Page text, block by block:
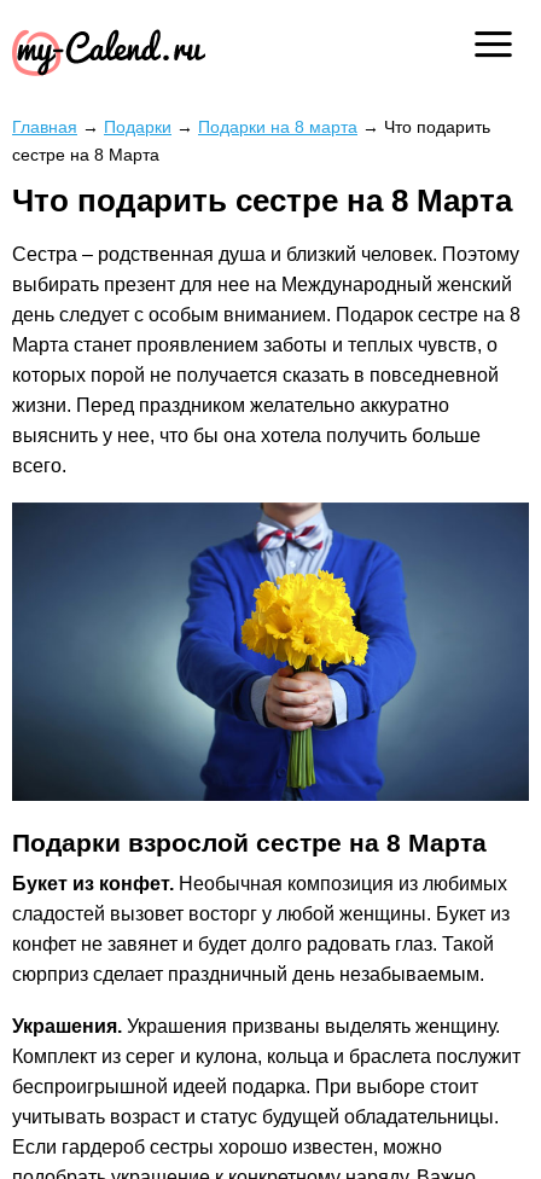
Главная → Подарки → Подарки на 8 марта → Что подарить
сестре на 8 Марта
Что подарить сестре на 8 Марта
Сестра – родственная душа и близкий человек. Поэтому
выбирать презент для нее на Международный женский
день следует с особым вниманием. Подарок сестре на 8
Марта станет проявлением заботы и теплых чувств, о
которых порой не получается сказать в повседневной
жизни. Перед праздником желательно аккуратно
выяснить у нее, что бы она хотела получить больше
всего.
Подарки взрослой сестре на 8 Марта
Букет из конфет. Необычная композиция из любимых
сладостей вызовет восторг у любой женщины. Букет из
конфет не завянет и будет долго радовать глаз. Такой
сюрприз сделает праздничный день незабываемым.
Украшения. Украшения призваны выделять женщину.
Комплект из серег и кулона, кольца и браслета послужит
беспроигрышной идеей подарка. При выборе стоит
учитывать возраст и статус будущей обладательницы.
Если гардероб сестры хорошо известен, можно